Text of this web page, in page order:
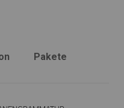
Pakete